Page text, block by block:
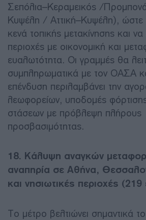
Σεπόλια–Κεραμεικός /
Κυψέλη / Αττική–Κυψέλη),
κενά τοπικής μετακίνησης και
περιοχές με οικονομική και
ευαλωτότητα. Οι γραμμές θα
συμπληρωματικά με τον ΟΑΣΑ
επένδυση περιλαμβάνει την
λεωφορείων, υποδομές
στάσεων με πρόβλεψη πλήρους
προσβασιμότητας.
18. Κάλυψη αναγκών
αναπηρία σε Αθήνα,
και νησιωτικές περιοχές
Το μέτρο βελτιώνει σημαντικά